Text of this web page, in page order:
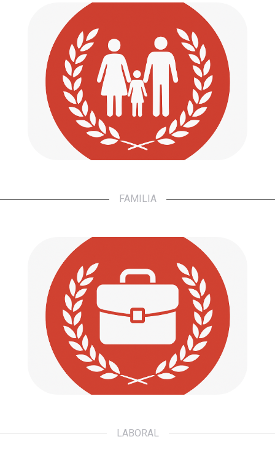
Familia
Defendemos tus derechos. Acompañamos
tus pasos.
Ir a...
FAMILIA
Laboral
Defendemos tus derechos. Acompañamos
tus pasos.
LABORAL